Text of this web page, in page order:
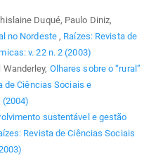
Duqué, Paulo Diniz,
no Nordeste, Raízes: Revista de
v. 22 n. 2 (2003)
Olhares sobre o “rural”
de Ciências Sociais e
(2004)
sustentável e gestão
Revista de Ciências Sociais